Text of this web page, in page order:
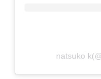
natsuko